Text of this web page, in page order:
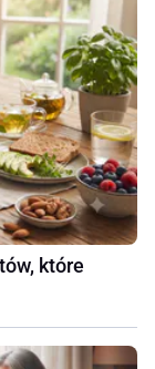
które